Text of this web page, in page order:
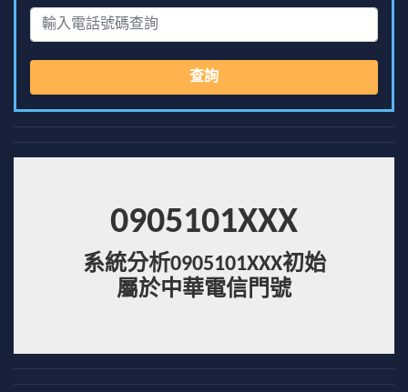
查詢
0905101XXX
系統分析0905101XXX初始
屬於中華電信門號